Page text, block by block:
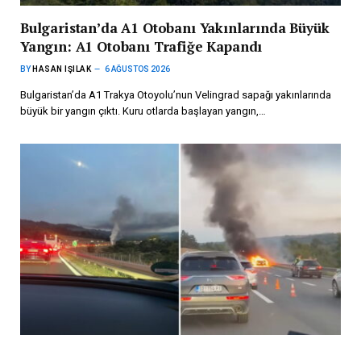
Bulgaristan’da A1 Otobanı Yakınlarında Büyük
Yangın: A1 Otobanı Trafiğe Kapandı
BY HASAN IŞILAK 6 AĞUSTOS 2026
Bulgaristan’da A1 Trakya Otoyolu’nun Velingrad sapağı yakınlarında
büyük bir yangın çıktı. Kuru otlarda başlayan yangın,…